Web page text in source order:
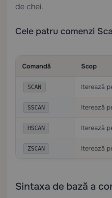
de chei.
Cele patru comenzi
Comandă Scop
SCAN Iterează
SSCAN Iterează
HSCAN Iterează
ZSCAN Iterează
Sintaxa de bază a